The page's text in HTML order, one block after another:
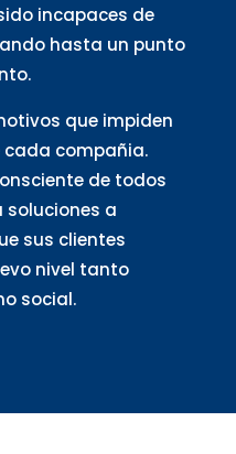
incapaces de
hasta un punto
que impiden
cada compañia.
de todos
soluciones a
sus clientes
nivel tanto
social.